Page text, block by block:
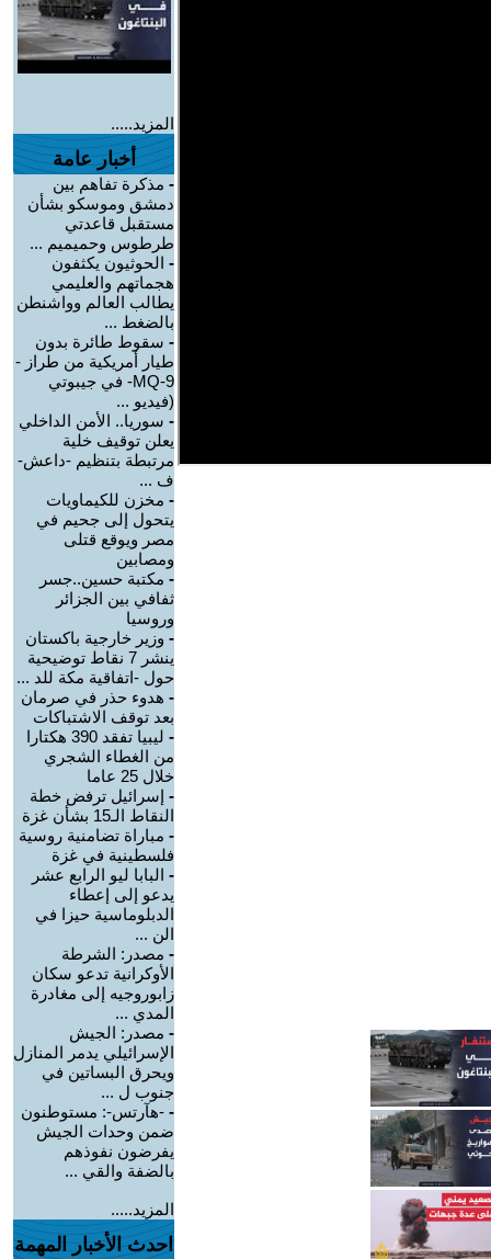
المزيد.....
أخبار عامة
- مذكرة تفاهم بين
دمشق وموسكو بشأن
مستقبل قاعدتي
طرطوس وحميميم ...
- الحوثيون يكثفون
هجماتهم والعليمي
يطالب العالم وواشنطن
بالضغط ...
- سقوط طائرة بدون
طيار أمريكية من طراز -
MQ-9- في جيبوتي
(فيديو ...
- سوريا.. الأمن الداخلي
يعلن توقيف خلية
مرتبطة بتنظيم -داعش-
ف ...
- مخزن للكيماويات
يتحول إلى جحيم في
مصر ويوقع قتلى
ومصابين
- مكتبة حسين..جسر
ثفافي بين الجزائر
وروسيا
- وزير خارجية باكستان
ينشر 7 نقاط توضيحية
حول -اتفاقية مكة للد ...
- هدوء حذر في صرمان
بعد توقف الاشتباكات
-
ليبيا تفقد 390 هكتارا
من الغطاء الشجري
خلال 25 عاما
- إسرائيل ترفض خطة
النقاط الـ15 بشأن غزة
- مباراة تضامنية روسية
فلسطينية في غزة
- البابا ليو الرابع عشر
يدعو إلى إعطاء
الدبلوماسية حيزا في
الن ...
- مصدر: الشرطة
الأوكرانية تدعو سكان
زابوروجيه إلى مغادرة
المدي ...
- مصدر: الجيش
الإسرائيلي يدمر المنازل
ويحرق البساتين في
جنوب ل ...
- -هآرتس-: مستوطنون
ضمن وحدات الجيش
يفرضون نفوذهم
بالضفة والقي ...
المزيد.....
احدث الأخبار المهمة